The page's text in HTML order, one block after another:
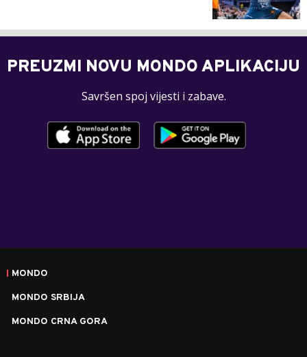
PREUZMI NOVU MONDO APLIKACIJU
Savršen spoj vijesti i zabave.
MONDO
MONDO SRBIJA
MONDO CRNA GORA